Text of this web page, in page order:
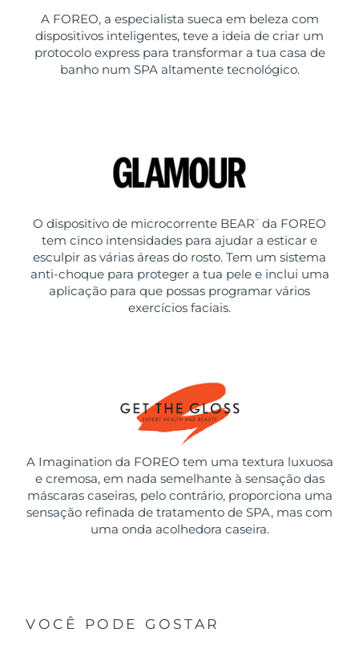
A FOREO, a especialista sueca em beleza com
dispositivos inteligentes, teve a ideia de criar um
protocolo express para transformar a tua casa de
banho num SPA altamente tecnológico.
O dispositivo de microcorrente BEAR ™
da FOREO
tem cinco intensidades para ajudar a esticar e
esculpir as várias áreas do rosto. Tem um sistema
anti-choque para proteger a tua pele e inclui uma
aplicação para que possas programar vários
exercícios faciais.
A Imagination da FOREO tem uma textura luxuosa
e cremosa, em nada semelhante à sensação das
máscaras caseiras, pelo contrário, proporciona uma
sensação refinada de tratamento de SPA, mas com
uma onda acolhedora caseira.
VOCÊ PODE GOSTAR